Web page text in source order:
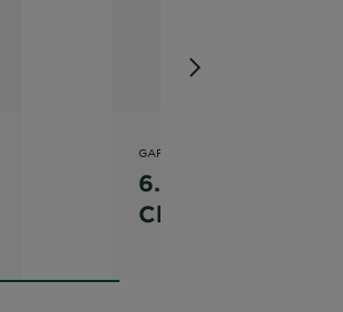
GARNIER OLIA
6.3 - Castano
Chiaro Dorato
rosso